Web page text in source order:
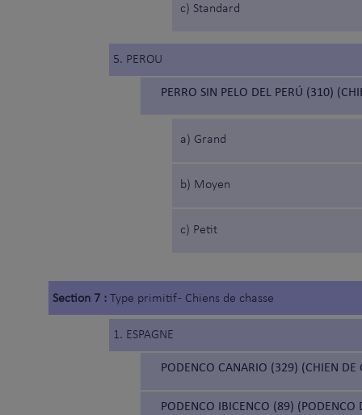
c) Standard
5. PEROU
PERRO SIN PELO DEL PERÚ (310)
a) Grand
b) Moyen
c) Petit
Section 7 : Type primitif - Chiens de chasse
1. ESPAGNE
PODENCO CANARIO (329) (CHIEN DE
PODENCO IBICENCO (89) (PODENCO